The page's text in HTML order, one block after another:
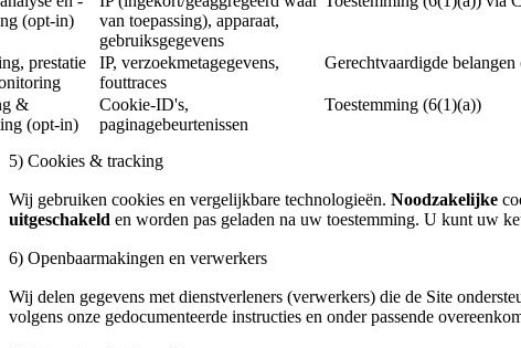
(opt-in)
van toepassing), apparaat,
gebruiksgegevens
prestatie
IP, verzoekmetagegevens,
fouttraces
Gerechtvaardigde
&
(opt-in)
Cookie-ID's,
paginagebeurtenissen
Toestemming (6(1)(a))
5) Cookies & tracking
Wij gebruiken cookies en vergelijkbare technologieën. Noodzakelijke
uitgeschakeld en worden pas geladen na uw toestemming. U kunt uw
6) Openbaarmakingen en verwerkers
Wij delen gegevens met dienstverleners (verwerkers) die de Site
volgens onze gedocumenteerde instructies en onder passende